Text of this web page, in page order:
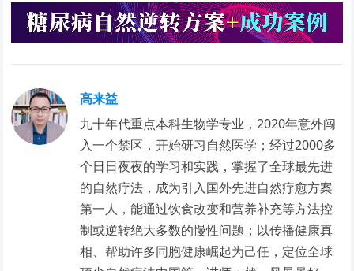
高来益
九十年代重点本科生物学专业，2020年意外闯
入一个禁区，开始研习自然医学；经过2000多
个日日夜夜的学习和实践，掌握了全球最先进
的自然疗法，成为引入国外先进自然疗愈方案
第一人，能通过饮食改变和营养补充等方法控
制或逆转绝大多数的慢性问题；以传播健康真
相、帮助许多同胞健康崛起为己任，定位全球